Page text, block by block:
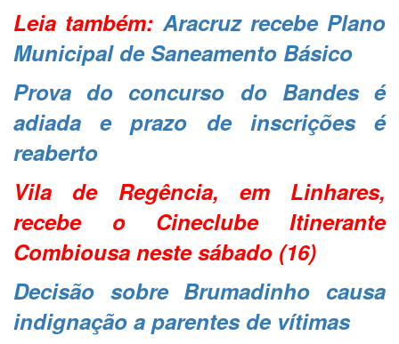
Leia também: Aracruz recebe Plano
Municipal de Saneamento Básico
Prova do concurso do Bandes é
adiada e prazo de inscrições é
reaberto
Vila de Regência, em Linhares,
recebe o Cineclube Itinerante
Combiousa neste sábado (16)
Decisão sobre Brumadinho causa
indignação a parentes de vítimas